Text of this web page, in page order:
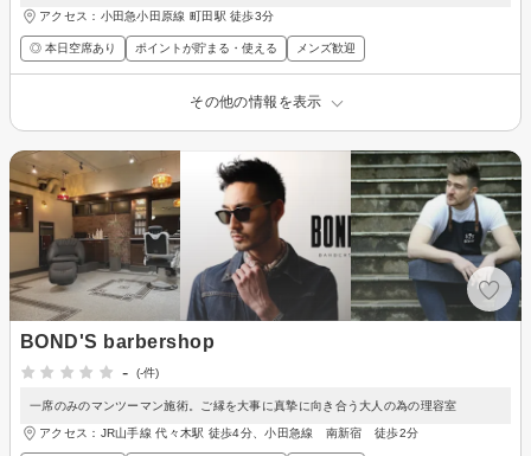
アクセス：小田急小田原線 町田駅 徒歩3分
◎ 本日空席あり ポイントが貯まる・使える メンズ歓迎
その他の情報を表示
BOND'S barbershop
-
(-件)
一席のみのマンツーマン施術。ご縁を大事に真摯に向き合う大人の為の理容室
アクセス：JR山手線 代々木駅 徒歩4分、小田急線 南新宿 徒歩2分